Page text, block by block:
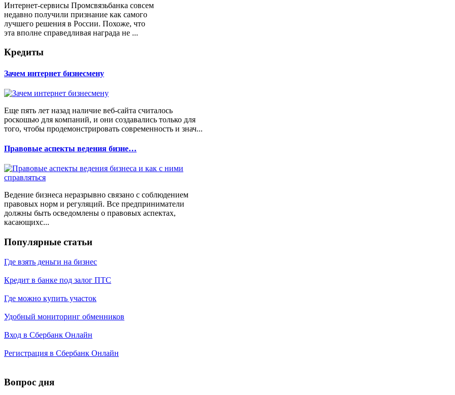
Интернет-сервисы Промсвязьбанка совсем
недавно получили признание как самого
лучшего решения в России. Похоже, что
эта вполне справедливая награда не ...
Кредиты
Зачем интернет бизнесмену
Еще пять лет назад наличие веб-сайта считалось
роскошью для компаний, и они создавались только для
того, чтобы продемонстрировать современность и знач...
Правовые аспекты ведения бизне…
Ведение бизнеса неразрывно связано с соблюдением
правовых норм и регуляций. Все предприниматели
должны быть осведомлены о правовых аспектах,
касающихс...
Популярные статьи
Где взять деньги на бизнес
Кредит в банке под залог ПТС
Где можно купить участок
Удобный мониторинг обменников
Вход в Сбербанк Онлайн
Регистрация в Сбербанк Онлайн
Вопрос дня